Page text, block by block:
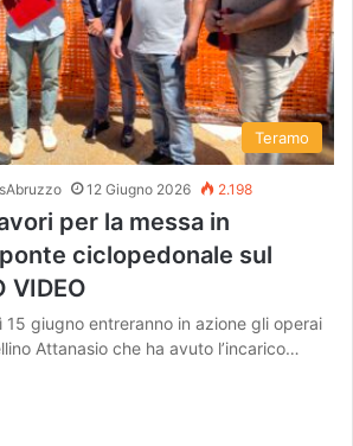
Teramo
12 Giugno 2026 2.198
per la messa in
ciclopedonale sul
VIDEO
15 giugno entreranno in azione gli operai
Attanasio che ha avuto l’incarico…